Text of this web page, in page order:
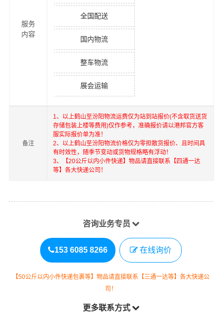
服务
内容
全国配送
国内物流
整车物流
展会运输
备注
1、以上鹤山至汾阳物流运费仅为站到站报价(不含取货送货
存储包装上楼等费用)仅作参考，准确报价请以港邦官方客
服实际报价单为准！
2、以上鹤山至汾阳物流价格仅为零担散货报价、且时间具
有时效性，随季节变动或货物规格略有浮动！
3、【20公斤以内小件快递】物品请直接联系【四通一达
等】各大快递公司！
咨询业务专员
153 6085 8266 在线询价
【50公斤以内小件快递包裹等】物品请直接联系【三通一达等】各大快递公
司！
更多联系方式